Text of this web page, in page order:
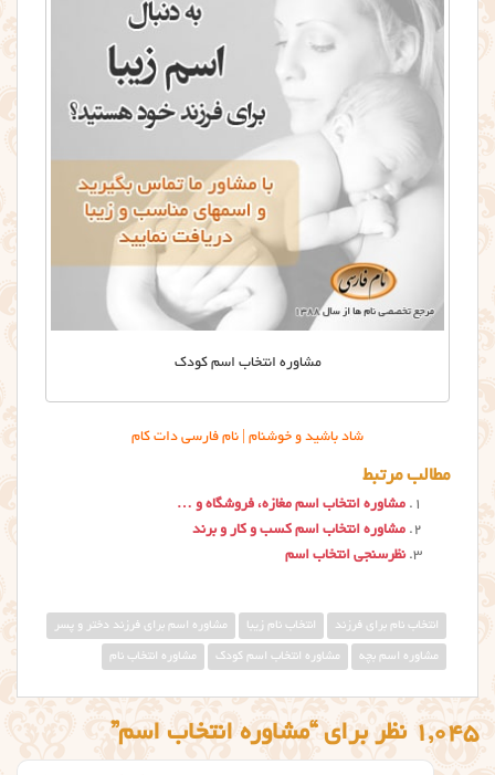
مشاوره انتخاب اسم کودک
شاد باشید و خوشنام | نام فارسی دات کام
مطالب مرتبط
مشاوره انتخاب اسم مغازه، فروشگاه و …
مشاوره انتخاب اسم کسب و کار و برند
نظرسنجی انتخاب اسم
انتخاب نام برای فرزند انتخاب نام زیبا مشاوره اسم برای فرزند دختر و پسر
مشاوره اسم بچه مشاوره انتخاب اسم کودک مشاوره انتخاب نام
1,045 نظر برای “مشاوره انتخاب اسم”